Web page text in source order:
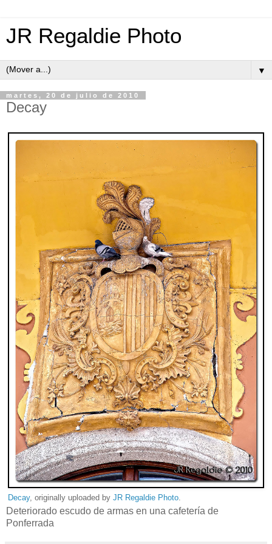
JR Regaldie Photo
▼
martes, 20 de julio de 2010
Decay
Decay, originally uploaded by JR Regaldie Photo
Deteriorado escudo de armas en una cafetería de
Ponferrada